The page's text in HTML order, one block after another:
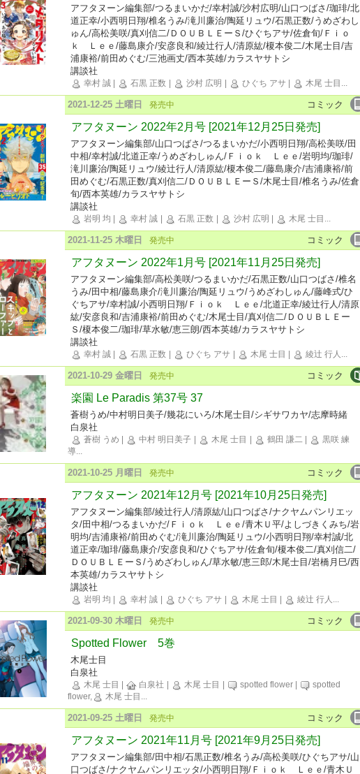
アフタヌーン編集部/つるまいかだ/幸村誠/沙村広明/山口つばさ/珈琲/北
道正幸/小西明日翔/椎名うみ/滝川廉治/陶延リュウ/石黒正数/うめざわし
ゅん/高松美咲/真刈信二/ＤＯＵＢＬＥーＳ/ひぐちアサ/佐倉旬/Ｆｉｏ
ｋ Ｌｅｅ/藤島康介/安彦良和/綾辻行人/清原紘/榎本俊二/木尾士目/吉
浦康裕/前田めぐむ/三池画丈/西本英雄/カラスヤサトシ
講談社
幸村 誠 石黒 正数 沙村 広明 ひぐち アサ 木尾 士目 ...
コミック
2021-12-25 土曜日 発売中
アフタヌーン 2022年2月号 [2021年12月25日発売]
アフタヌーン編集部/山口つばさ/つるまいかだ/小西明日翔/高松美咲/田
中相/幸村誠/北道正幸/うめざわしゅん/Ｆｉｏｋ Ｌｅｅ/岩明均/珈琲/
滝川廉治/陶延リュウ/綾辻行人/清原紘/榎本俊二/藤島康介/吉浦康裕/前
田めぐむ/石黒正数/真刈信二/ＤＯＵＢＬＥーＳ/木尾士目/椎名うみ/佐倉
旬/西本英雄/カラスヤサトシ
講談社
岩明 均 幸村 誠 石黒 正数 沙村 広明 木尾 士目 ...
コミック
2021-11-25 木曜日 発売中
アフタヌーン 2022年1月号 [2021年11月25日発売]
アフタヌーン編集部/高松美咲/つるまいかだ/石黒正数/山口つばさ/椎名
うみ/田中相/藤島康介/滝川廉治/陶延リュウ/うめざわしゅん/藤峰式/ひ
ぐちアサ/幸村誠/小西明日翔/Ｆｉｏｋ Ｌｅｅ/北道正幸/綾辻行人/清原
紘/安彦良和/吉浦康裕/前田めぐむ/木尾士目/真刈信二/ＤＯＵＢＬＥー
Ｓ/榎本俊二/珈琲/草水敏/恵三朗/西本英雄/カラスヤサトシ
講談社
幸村 誠 石黒 正数 ひぐち アサ 木尾 士目 綾辻 行人 ...
コミック
2021-10-29 金曜日 発売中
楽園 Le Paradis 第37号 37
蒼樹うめ/中村明日美子/幾花にいろ/木尾士目/シギサワカヤ/志摩時緒
白泉社
蒼樹 うめ 中村 明日美子 木尾 士目 鶴田 謙二
黒咲 練
導...
コミック
2021-10-25 月曜日 発売中
アフタヌーン 2021年12月号 [2021年10月25日発売]
アフタヌーン編集部/綾辻行人/清原紘/山口つばさ/ナクヤムパンリエッ
タ/田中相/つるまいかだ/Ｆｉｏｋ Ｌｅｅ/青木Ｕ平/よしづきくみち/岩
明均/吉浦康裕/前田めぐむ/滝川廉治/陶延リュウ/小西明日翔/幸村誠/北
道正幸/珈琲/藤島康介/安彦良和/ひぐちアサ/佐倉旬/榎本俊二/真刈信二/
ＤＯＵＢＬＥーＳ/うめざわしゅん/草水敏/恵三郎/木尾士目/岩橋月巳/西
本英雄/カラスヤサトシ
講談社
岩明 均 幸村 誠 ひぐち アサ 木尾 士目 綾辻 行人 ...
コミック
2021-09-30 木曜日 発売中
Spotted Flower 5巻
木尾士目
白泉社
木尾 士目 白泉社 木尾 士目 spotted flower
spotted
flower,
木尾 士目 ...
コミック
2021-09-25 土曜日 発売中
アフタヌーン 2021年11月号 [2021年9月25日発売]
アフタヌーン編集部/田中相/石黒正数/椎名うみ/高松美咲/ひぐちアサ/山
口つばさ/ナクヤムパンリエッタ/小西明日翔/Ｆｉｏｋ Ｌｅｅ/青木Ｕ